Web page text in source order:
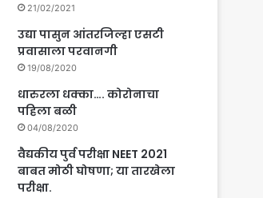
21/02/2021
उद्या पासुन आंतरजिल्हा एसटी
प्रवासाला परवानगी
19/08/2020
धारुरला धक्का…. कोरोनाचा
पहिला बळी
04/08/2020
वैद्यकीय पुर्व परीक्षा NEET 2021
बाबत मोठी घोषणा; या तारखेला
परीक्षा.